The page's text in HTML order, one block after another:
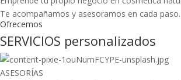
Te acompañamos y asesoramos en cada paso.
Ofrecemos
SERVICIOS personalizados
ASESORÍAS